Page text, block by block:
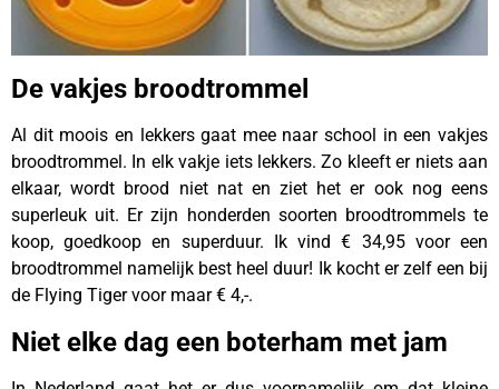
De vakjes broodtrommel
Al dit moois en lekkers gaat mee naar school in een vakjes
broodtrommel. In elk vakje iets lekkers. Zo kleeft er niets aan
elkaar, wordt brood niet nat en ziet het er ook nog eens
superleuk uit. Er zijn honderden soorten broodtrommels te
koop, goedkoop en superduur. Ik vind € 34,95 voor een
broodtrommel namelijk best heel duur! Ik kocht er zelf een bij
de Flying Tiger voor maar € 4,-.
Niet elke dag een boterham met jam